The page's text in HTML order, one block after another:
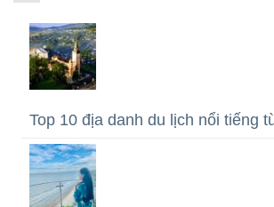
Top 10 địa danh du lịch nổi tiếng